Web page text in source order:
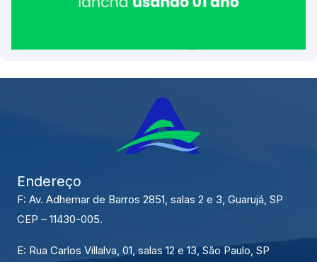
Endereço
F: Av. Adhemar de Barros 2851, salas 2 e 3, Guarujá, SP
CEP – 11430-005.
E: Rua Carlos Villalva, 01, salas 12 e 13, São Paulo, SP